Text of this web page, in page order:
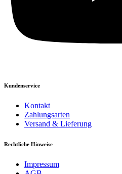
Kundenservice
Kontakt
Zahlungsarten
Versand & Lieferung
Rechtliche Hinweise
Impressum